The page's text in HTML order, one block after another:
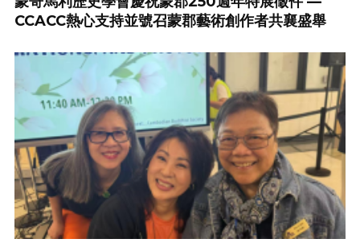
CCACC熱心支持並號召蒙郡藝術創作者共襄盛舉